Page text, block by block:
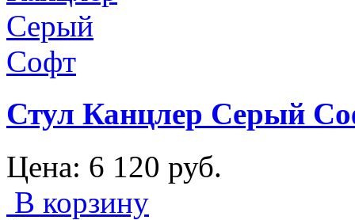
Стул Канцлер Серый
Цена: 6 120 руб.
В корзину